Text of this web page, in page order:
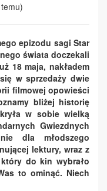
)
epizodu sagi Star
świata doczekali
18 maja, nakładem
w sprzedaży dwie
filmowej opowieści
bliżej historię
w sobie wielką
Gwiezdnych
dla młodszego
lektury, wraz z
do kin wybrało
to ominąć. Niech